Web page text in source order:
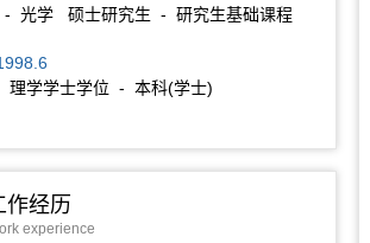
- 光学 硕士研究生 - 研究生基础课程
理学学士学位 - 本科(学士)
作经历
experience